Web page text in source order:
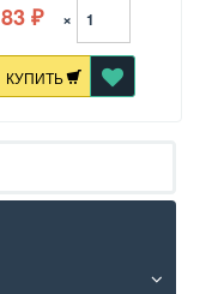
83 ₽ ×
КУПИТЬ